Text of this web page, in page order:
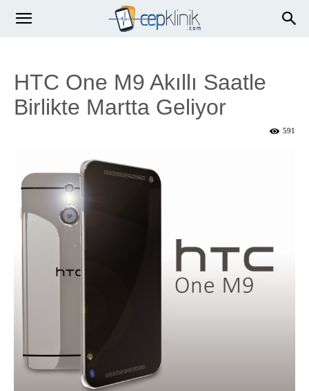
HTC One M9 Akıllı Saatle
Birlikte Martta Geliyor
591